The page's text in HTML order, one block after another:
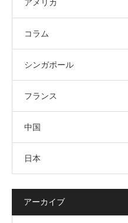
アメリカ
コラム
シンガポール
フランス
中国
日本
アーカイブ